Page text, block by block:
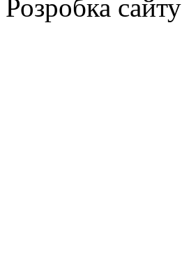
Розробка сайту